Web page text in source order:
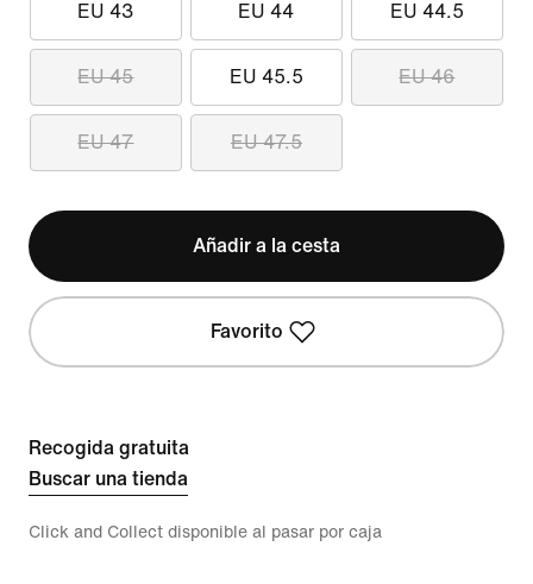
EU 43 EU 44 EU 44.5
EU 45 EU 45.5 EU 46
EU 47 EU 47.5
Añadir a la cesta
Favorito
Recogida gratuita
Buscar una tienda
Click and Collect disponible al pasar por caja